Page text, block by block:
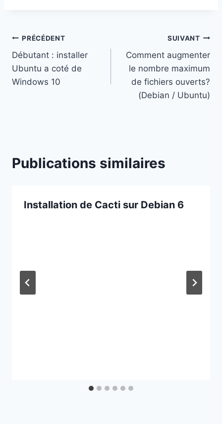
Navigation
de
l’article
PRÉCÉDENT
Débutant : installer
Ubuntu a coté de
Windows 10
SUIVANT
Comment augmenter
le nombre maximum
de fichiers ouverts?
(Debian / Ubuntu)
Publications similaires
Installation de Cacti sur Debian 6